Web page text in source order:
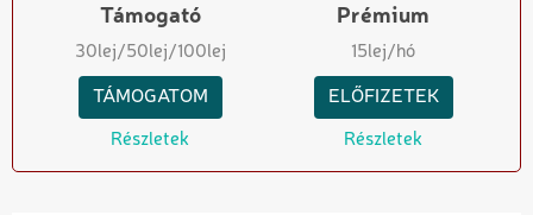
Támogató
30lej/50lej/100lej
TÁMOGATOM
Részletek
Prémium
15lej/hó
ELŐFIZETEK
Részletek